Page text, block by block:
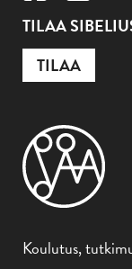
TILAA
TILAA
Koulutus,